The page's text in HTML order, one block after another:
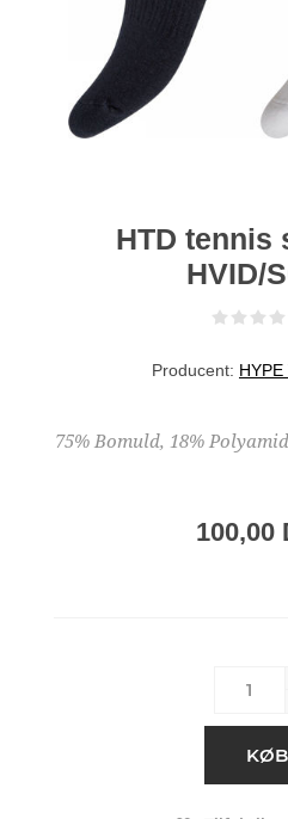
HTD tennis
HVID/
Producent: HYPE
75% Bomuld, 18%
100,00